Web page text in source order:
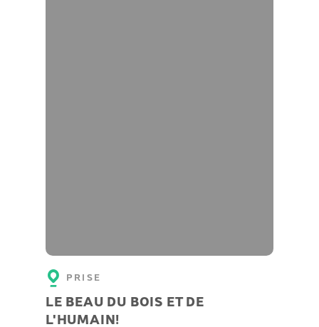
PRISE
LE BEAU DU BOIS ET DE
L'HUMAIN!